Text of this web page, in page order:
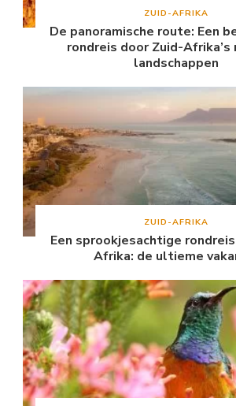
ZUID-AFRIKA
De panoramische route: Een
rondreis door Zuid-
landschappen
ZUID-AFRIKA
Een sprookjesachtige
Afrika: de ultieme